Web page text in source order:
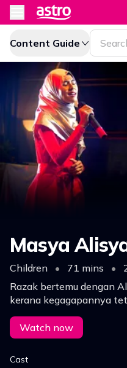
Content Guide
Masya
Children • 71 mins •
Razak bertemu dengan
kerana kegagapannya
bakat Alisya sebagai
Watch now
Cast